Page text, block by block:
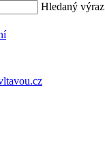
Hledaný výraz